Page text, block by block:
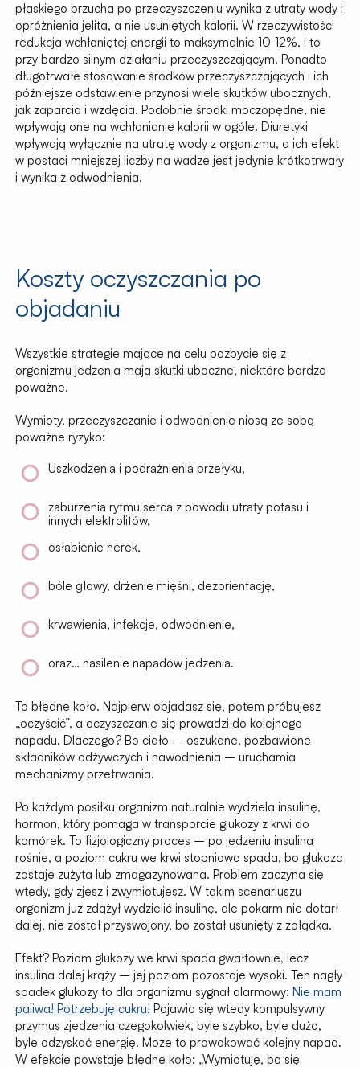
płaskiego brzucha po przeczyszczeniu wynika z utraty wody i
opróżnienia jelita, a nie usuniętych kalorii. W rzeczywistości
redukcja wchłoniętej energii to maksymalnie 10-12%, i to
przy bardzo silnym działaniu przeczyszczającym. Ponadto
długotrwałe stosowanie środków przeczyszczających i ich
późniejsze odstawienie przynosi wiele skutków ubocznych,
jak zaparcia i wzdęcia. Podobnie środki moczopędne, nie
wpływają one na wchłanianie kalorii w ogóle. Diuretyki
wpływają wyłącznie na utratę wody z organizmu, a ich efekt
w postaci mniejszej liczby na wadze jest jedynie krótkotrwały
i wynika z odwodnienia.
Koszty oczyszczania po
objadaniu
Wszystkie strategie mające na celu pozbycie się z
organizmu jedzenia mają skutki uboczne, niektóre bardzo
poważne.
Wymioty, przeczyszczanie i odwodnienie niosą ze sobą
poważne ryzyko:
Uszkodzenia i podrażnienia przełyku,
zaburzenia rytmu serca z powodu utraty potasu i
innych elektrolitów,
osłabienie nerek,
bóle głowy, drżenie mięśni, dezorientację,
krwawienia, infekcje, odwodnienie,
oraz… nasilenie napadów jedzenia.
To błędne koło. Najpierw objadasz się, potem próbujesz
„oczyścić”, a oczyszczanie się prowadzi do kolejnego
napadu. Dlaczego? Bo ciało – oszukane, pozbawione
składników odżywczych i nawodnienia – uruchamia
mechanizmy przetrwania.
Po każdym posiłku organizm naturalnie wydziela insulinę,
hormon, który pomaga w transporcie glukozy z krwi do
komórek. To fizjologiczny proces – po jedzeniu insulina
rośnie, a poziom cukru we krwi stopniowo spada, bo glukoza
zostaje zużyta lub zmagazynowana. Problem zaczyna się
wtedy, gdy zjesz i zwymiotujesz. W takim scenariuszu
organizm już zdążył wydzielić insulinę, ale pokarm nie dotarł
dalej, nie został przyswojony, bo został usunięty z żołądka.
Efekt? Poziom glukozy we krwi spada gwałtownie, lecz
insulina dalej krąży – jej poziom pozostaje wysoki. Ten nagły
spadek glukozy to dla organizmu sygnał alarmowy: Nie mam
paliwa! Potrzebuję cukru! Pojawia się wtedy kompulsywny
przymus zjedzenia czegokolwiek, byle szybko, byle dużo,
byle odzyskać energię. Może to prowokować kolejny napad.
W efekcie powstaje błędne koło: „Wymiotuję, bo się